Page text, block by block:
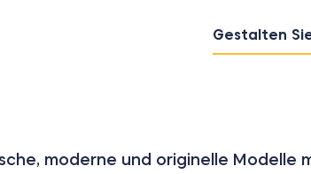
Gestalten
moderne und originelle